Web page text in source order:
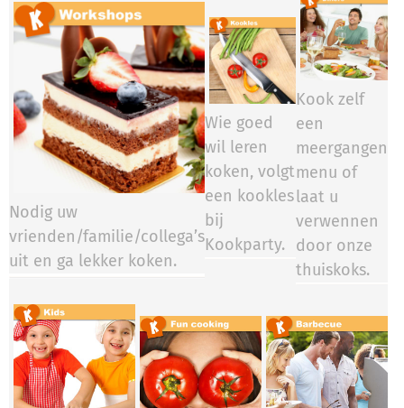
Nodig uw
vrienden/familie/collega’s
uit en ga lekker koken.
Wie goed
wil leren
koken, volgt
een kookles
bij
Kookparty.​​​​
Kook zelf
een
meergangen
menu of
laat u
verwennen
door onze
thuiskoks.